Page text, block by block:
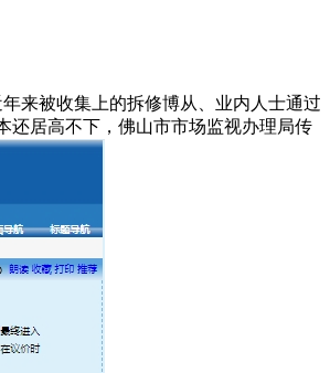
来被收集上的拆修博从、业内人士通过
还居高不下，佛山市市场监视办理局传